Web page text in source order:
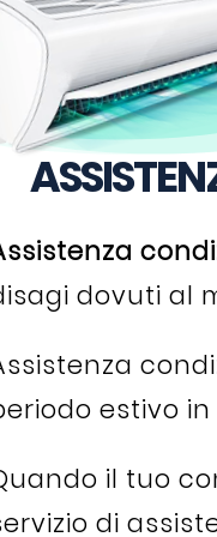
dovuti al
estivo
il tuo
di